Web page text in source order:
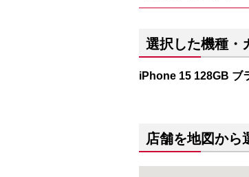
選択した機種・
iPhone 15 128GB ブ
店舗を地図から